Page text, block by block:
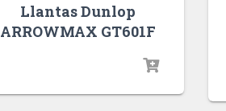
Llantas Dunlop
ARROWMAX GT601F